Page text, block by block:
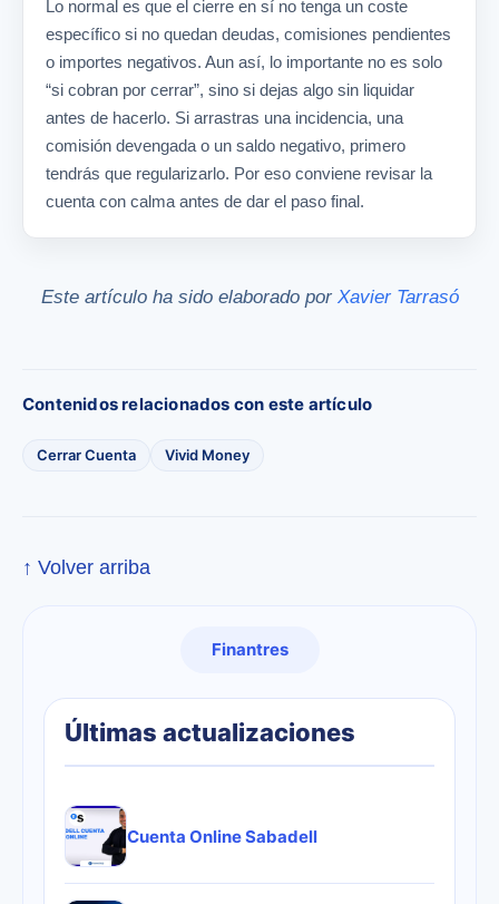
Lo normal es que el cierre en sí no tenga un coste
específico si no quedan deudas, comisiones pendientes
o importes negativos. Aun así, lo importante no es solo
“si cobran por cerrar”, sino si dejas algo sin liquidar
antes de hacerlo. Si arrastras una incidencia, una
comisión devengada o un saldo negativo, primero
tendrás que regularizarlo. Por eso conviene revisar la
cuenta con calma antes de dar el paso final.
Este artículo ha sido elaborado por Xavier Tarrasó
Contenidos relacionados con este artículo
Cerrar Cuenta Vivid Money
↑ Volver arriba
Finantres
Últimas actualizaciones
Cuenta Online Sabadell